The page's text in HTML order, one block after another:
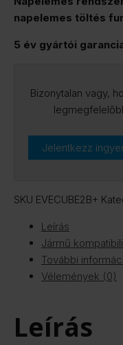
RFID,
mennyiség
napelemes töltés
5 év gyártói
Bizonytalan vagy,
Jelentkezz
SKU EVECUBE2B+
Leírás
Jármű
További
Vélemények (0)
Leírás